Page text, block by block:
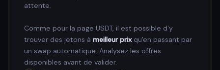
attente.
Comme pour la page USDT, il est possible d'y
trouver des jetons à meilleur prixqu'en passant par
un swap automatique. Analysez les offres
disponibles avant de valider.